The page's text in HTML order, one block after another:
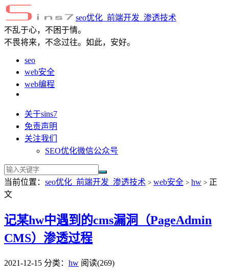
seo优化_前端开发_渗透技术
不乱于心，不困于情。
不畏将来，不念过往。如此，安好。
seo
web安全
web编程
关于sins7
免责声明
关注我们
SEO优化微信公众号
当前位置： seo优化_前端开发_渗透技术 > web安全 > hw > 正
文
记某hw中遇到的cms漏洞（PageAdmin
CMS）渗透过程
2021-12-15 分类： hw 阅读(269)